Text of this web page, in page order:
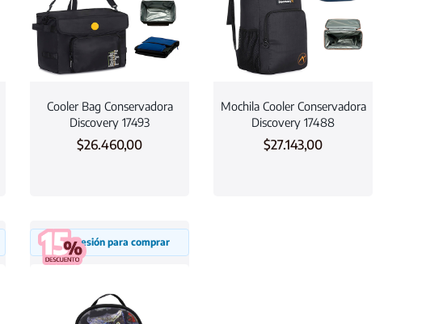
Cooler Bag Conservadora
Discovery 17493
$26.460,00
Mochila Cooler Conservadora
Discovery 17488
$27.143,00
Inicia sesión para comprar